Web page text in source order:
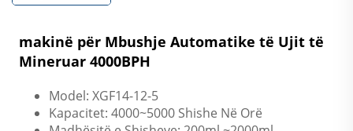
makinë për Mbushje Automatike të Ujit të
Mineruar 4000BPH
Model: XGF14-12-5
Kapacitet: 4000~5000 Shishe Në Orë